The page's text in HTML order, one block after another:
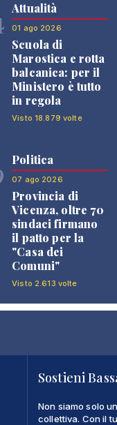
Attualità
01 ago 2026
Scuola di
Marostica e rotta
balcanica: per il
Ministero è tutto
in regola
Visto 18.879 volte
Politica
07 ago 2026
Provincia di
Vicenza, oltre 70
sindaci firmano
il patto per la
"Casa dei
Comuni"
Visto 2.613 volte
Sostieni
Non siamo solo
collettiva. Con il